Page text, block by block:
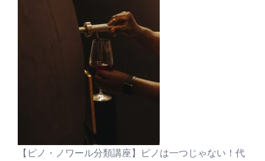
【ピノ・ノワール分類講座】ピノは一つじゃない！代